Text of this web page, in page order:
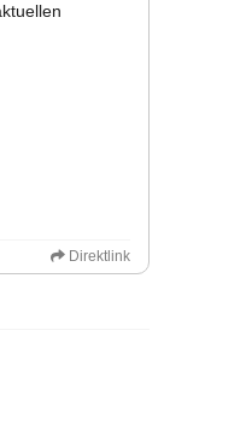
Direktlink